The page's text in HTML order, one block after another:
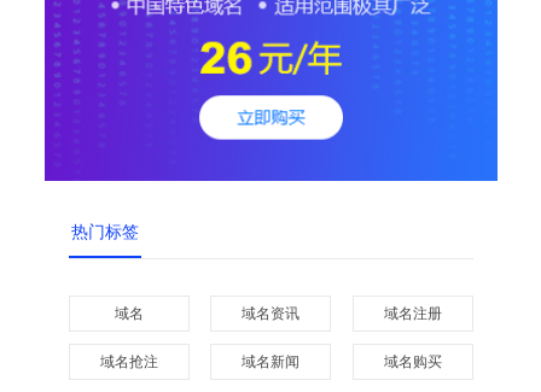
热门标签
域名 域名资讯 域名注册
域名抢注 域名新闻 域名购买